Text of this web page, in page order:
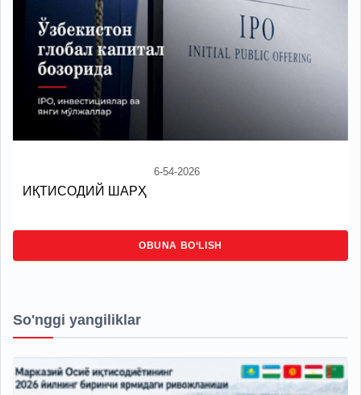
6-54-2026
ИҚТИСОДИЙ ШАРҲ
OBUNA BO‘LISH
So'nggi yangiliklar